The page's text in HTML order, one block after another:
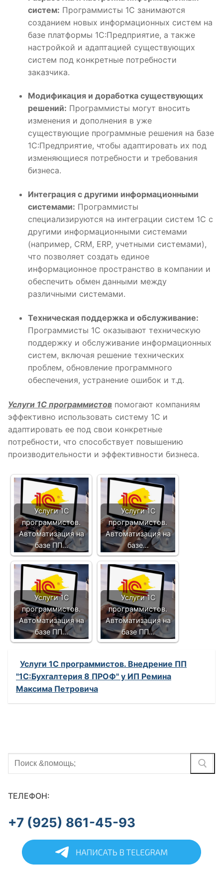
систем: Программисты 1С занимаются
созданием новых информационных систем на
базе платформы 1С:Предприятие, а также
настройкой и адаптацией существующих
систем под конкретные потребности
заказчика.
Модификация и доработка существующих
решений: Программисты могут вносить
изменения и дополнения в уже
существующие программные решения на базе
1С:Предприятие, чтобы адаптировать их под
изменяющиеся потребности и требования
бизнеса.
Интеграция с другими информационными
системами: Программисты
специализируются на интеграции систем 1С с
другими информационными системами
(например, CRM, ERP, учетными системами),
что позволяет создать единое
информационное пространство в компании и
обеспечить обмен данными между
различными системами.
Техническая поддержка и обслуживание:
Программисты 1С оказывают техническую
поддержку и обслуживание информационных
систем, включая решение технических
проблем, обновление программного
обеспечения, устранение ошибок и т.д.
Услуги 1С программистов помогают компаниям
эффективно использовать систему 1С и
адаптировать ее под свои конкретные
потребности, что способствует повышению
производительности и эффективности бизнеса.
Услуги 1С
программистов.
Автоматизация на
базе ПП…
Услуги 1С
программистов.
Автоматизация на
базе…
Услуги 1С
программистов.
Автоматизация на
базе ПП…
Услуги 1С
программистов.
Автоматизация на
базе ПП…
Услуги 1С программистов. Внедрение ПП
"1С:Бухгалтерия 8 ПРОФ" у ИП Ремина
Максима Петровича
Найти:
ТЕЛЕФОН:
+7 (925) 861-45-93